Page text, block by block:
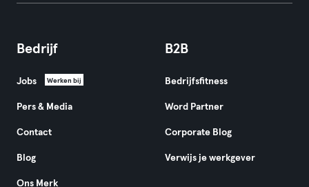
Bedrijf
Jobs Werken bij
Pers & Media
Contact
Blog
Ons Merk
B2B
Bedrijfsfitness
Word Partner
Corporate Blog
Verwijs je werkgever